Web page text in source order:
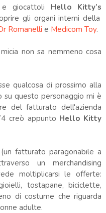
giocattoli Hello Kitty’s
gli organi interni della
Romanelli e Medicom Toy.
non sa nemmeno cosa
qualcosa di prossimo alla
su questo personaggio mi è
del fatturato dell'azienda
creò appunto Hello Kitty
(un fatturato paragonabile a
un merchandising
moltiplicarsi le offerte:
tostapane, biciclette,
di costume che riguarda
adulte.